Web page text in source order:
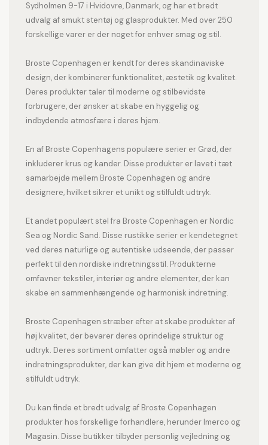
Sydholmen 9-17 i Hvidovre, Danmark, og har et bredt
udvalg af smukt stentøj og glasprodukter. Med over 250
forskellige varer er der noget for enhver smag og stil.
Broste Copenhagen er kendt for deres skandinaviske
design, der kombinerer funktionalitet, æstetik og kvalitet.
Deres produkter taler til moderne og stilbevidste
forbrugere, der ønsker at skabe en hyggelig og
indbydende atmosfære i deres hjem.
En af Broste Copenhagens populære serier er Grød, der
inkluderer krus og kander. Disse produkter er lavet i tæt
samarbejde mellem Broste Copenhagen og andre
designere, hvilket sikrer et unikt og stilfuldt udtryk.
Et andet populært stel fra Broste Copenhagen er Nordic
Sea og Nordic Sand. Disse rustikke serier er kendetegnet
ved deres naturlige og autentiske udseende, der passer
perfekt til den nordiske indretningsstil. Produkterne
omfavner tekstiler, interiør og andre elementer, der kan
skabe en sammenhængende og harmonisk indretning.
Broste Copenhagen stræber efter at skabe produkter af
høj kvalitet, der bevarer deres oprindelige struktur og
udtryk. Deres sortiment omfatter også møbler og andre
indretningsprodukter, der kan give dit hjem et moderne og
stilfuldt udtryk.
Du kan finde et bredt udvalg af Broste Copenhagen
produkter hos forskellige forhandlere, herunder Imerco og
Magasin. Disse butikker tilbyder personlig vejledning og